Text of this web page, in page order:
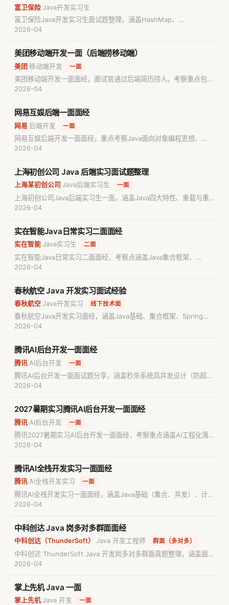
富卫保险 Java开发实习生
富卫保险Java开发实习生面试题整理，涵盖HashMap、
ConcurrentHashMap、事务隔离级别、MySQL慢查询与索引优
你高效备考。
2026-04
美团移动端开发一面（后端捞移动端）
美团 移动端开发 一面
美团移动端开发一面面经，面试官通过后端简历捞人。考察重点包括
Java基础（面向对象、异常、集合）、计算机网络（TCP-UDP、
（链表逆序求和），整体难度适中。
2026-04
网易互娱后端一面面经
网易 后端开发 一面
网易互娱后端开发一面面经，重点考察Java面向对象编程思想、
JVM内存模型、GC垃圾回收算法及垃圾回收器机制。本文总结了面
2026-04
上海初创公司 Java 后端实习面试题整理
上海某初创公司 Java后端实习生 一面
上海初创公司Java后端实习生一面，涵盖Java四大特性、重载与重
写、JVM五大内存区域、堆栈区别、线程创建方式、线程池、聚簇索
考参考。
2026-04
实在智能Java日常实习二面面经
实在智能 Java实习生 二面
实在智能Java日常实习二面面经，考察点涵盖Java集合框架、
MySQL联合索引与B+树底层原理、Spring事务管理、Nacos配置中
八股文与实战场景应用。
2026-04
春秋航空 Java 开发实习面试经验
春秋航空 Java开发实习 线下技术面
春秋航空Java开发实习面经，涵盖Java基础、集合框架、Spring事
务隔离级别、MySQL事务控制、Redis缓存穿透/击穿/雪崩解决方案
2026-04
腾讯AI后台开发一面面经
腾讯 AI后台开发 一面
腾讯AI后台开发一面面试题分享，涵盖秒杀系统高并发设计（防超
卖、限流、缓存一致性）、RAG项目架构（查询重写、Embedding
握高频面试核心技术点。
2026-04
2027暑期实习腾讯AI后台开发一面面经
腾讯 AI后台开发 一面
腾讯2027暑期实习AI后台开发一面面经，考察重点涵盖AI工程化落
地（AICR、提示词工程、记忆机制）、Java后端基础（线程进程、
2026-04
腾讯AI全栈开发实习一面面经
腾讯 AI全栈开发实习 一面
腾讯AI全栈开发实习一面面经，涵盖Java基础（集合、并发）、计算
机网络（HTTPS、TCP握手）、MySQL、Redis缓存策略及Spring
场景解决能力。
2026-04
中科创达 Java 岗多对多群面面经
中科创达（ThunderSoft） Java 开发工程师 群面（多对多）
中科创达 ThunderSoft Java 开发岗多对多群面真题整理，涵盖面向
对象、抽象类与接口、集合底层原理、高并发场景设计（仓库收发
点，适合备考中科创达 Java 岗的求职者参考。
2026-04
掌上先机 Java 一面
掌上先机 Java 开发 一面